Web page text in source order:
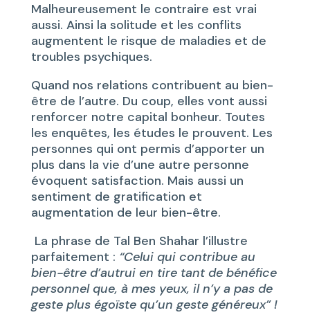
Malheureusement le contraire est vrai
aussi. Ainsi la solitude et les conflits
augmentent le risque de maladies et de
troubles psychiques.
Quand nos relations contribuent au bien-
être de l’autre. Du coup, elles vont aussi
renforcer notre capital bonheur. Toutes
les enquêtes, les études le prouvent. Les
personnes qui ont permis d’apporter un
plus dans la vie d’une autre personne
évoquent satisfaction. Mais aussi un
sentiment de gratification et
augmentation de leur bien-être.
La phrase de Tal Ben Shahar l’illustre
parfaitement : “Celui qui contribue au
bien-être d’autrui en tire tant de bénéfice
personnel que, à mes yeux, il n’y a pas de
geste plus égoïste qu’un geste généreux” !